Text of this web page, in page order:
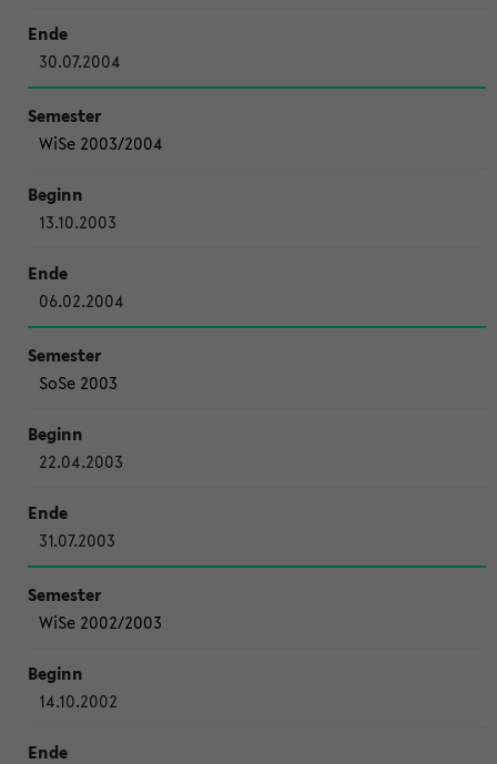
30.07.2004
WiSe 2003/2004
13.10.2003
06.02.2004
SoSe 2003
22.04.2003
31.07.2003
WiSe 2002/2003
14.10.2002